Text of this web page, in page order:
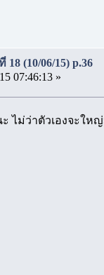
(10/06/15) p.36
07:46:13 »
ไม่ว่าตัวเองจะให